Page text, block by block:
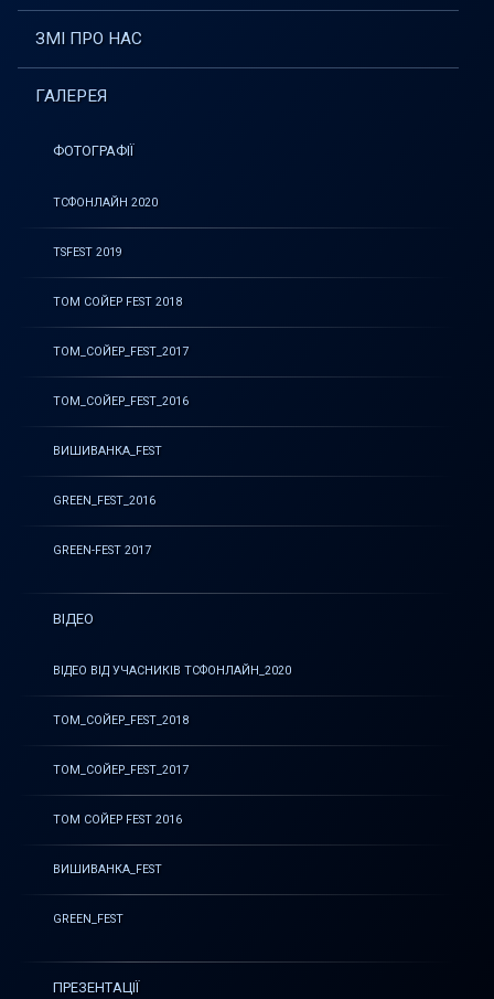
ЗМІ ПРО НАС
ГАЛЕРЕЯ
ФОТОГРАФІЇ
ТСФОНЛАЙН 2020
TSFEST 2019
ТОМ СОЙЕР FEST 2018
ТОМ_СОЙЕР_FEST_2017
ТОМ_СОЙЕР_FEST_2016
ВИШИВАНКА_FEST
GREEN_FEST_2016
GREEN-FEST 2017
ВІДЕО
ВІДЕО ВІД УЧАСНИКІВ ТСФОНЛАЙН_2020
ТОМ_СОЙЕР_FEST_2018
ТОМ_СОЙЕР_FEST_2017
ТОМ СОЙЕР FEST 2016
ВИШИВАНКА_FEST
GREEN_FEST
ПРЕЗЕНТАЦІЇ